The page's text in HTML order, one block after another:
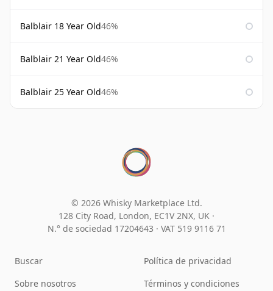
Balblair 18 Year Old46%
Balblair 21 Year Old46%
Balblair 25 Year Old46%
© 2026 Whisky Marketplace Ltd.
128 City Road, London, EC1V 2NX, UK ·
N.° de sociedad 17204643 · VAT 519 9116 71
Buscar
Sobre nosotros
Política de privacidad
Términos y condiciones